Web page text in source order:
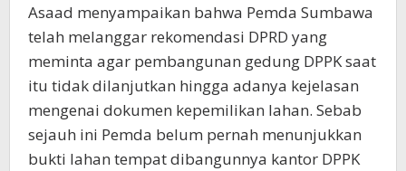
Asaad menyampaikan bahwa Pemda Sumbawa
telah melanggar rekomendasi DPRD yang
meminta agar pembangunan gedung DPPK saat
itu tidak dilanjutkan hingga adanya kejelasan
mengenai dokumen kepemilikan lahan. Sebab
sejauh ini Pemda belum pernah menunjukkan
bukti lahan tempat dibangunnya kantor DPPK